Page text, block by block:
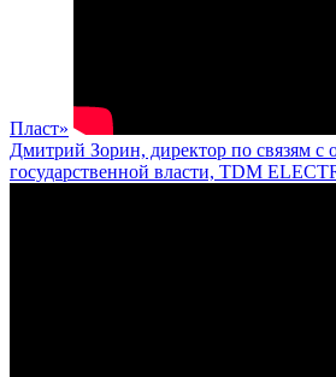
Пласт»
Дмитрий Зорин, директор по связям с
государственной власти, TDM